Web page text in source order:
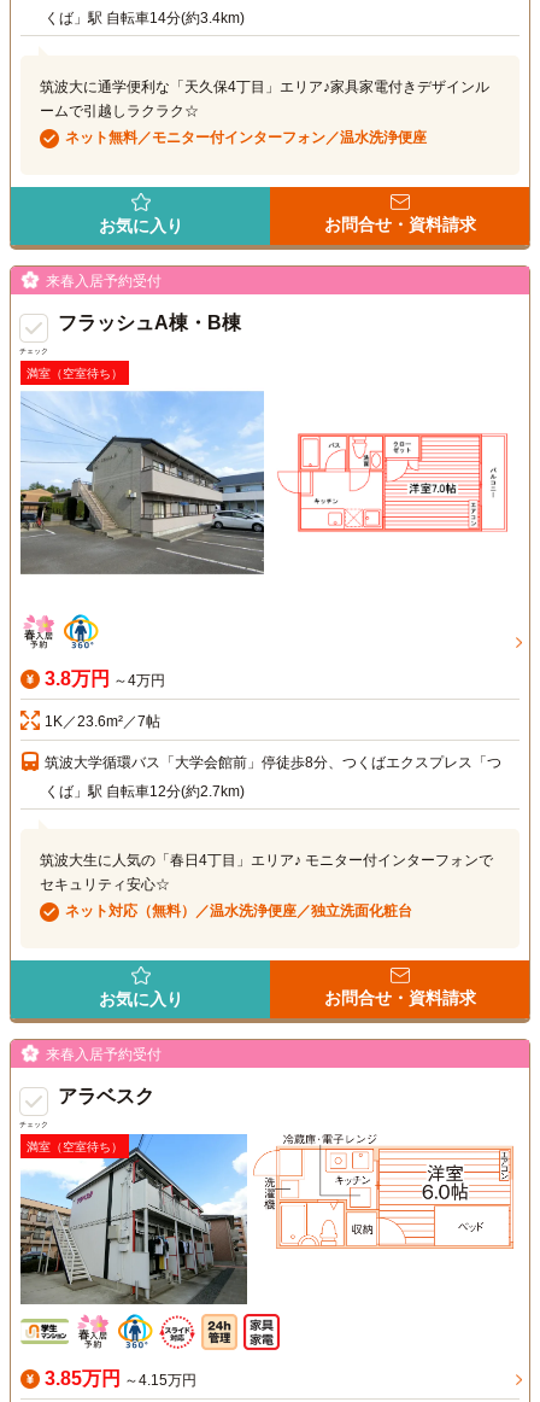
くば」駅 自転車14分(約3.4km)
筑波大に通学便利な「天久保4丁目」エリア♪家具家電付きデザインル
ームで引越しラクラク☆
ネット無料／モニター付インターフォン／温水洗浄便座
お気に入り お問合せ・資料請求
チェック
来春入居予約受付
フラッシュA棟・B棟
満室（空室待ち）
3.8万円 ～4万円
1K／23.6m²／7帖
筑波大学循環バス「大学会館前」停徒歩8分、つくばエクスプレス「つ
くば」駅 自転車12分(約2.7km)
筑波大生に人気の「春日4丁目」エリア♪ モニター付インターフォンで
セキュリティ安心☆
ネット対応（無料）／温水洗浄便座／独立洗面化粧台
お気に入り お問合せ・資料請求
チェック
来春入居予約受付
アラベスク
満室（空室待ち）
3.85万円 ～4.15万円